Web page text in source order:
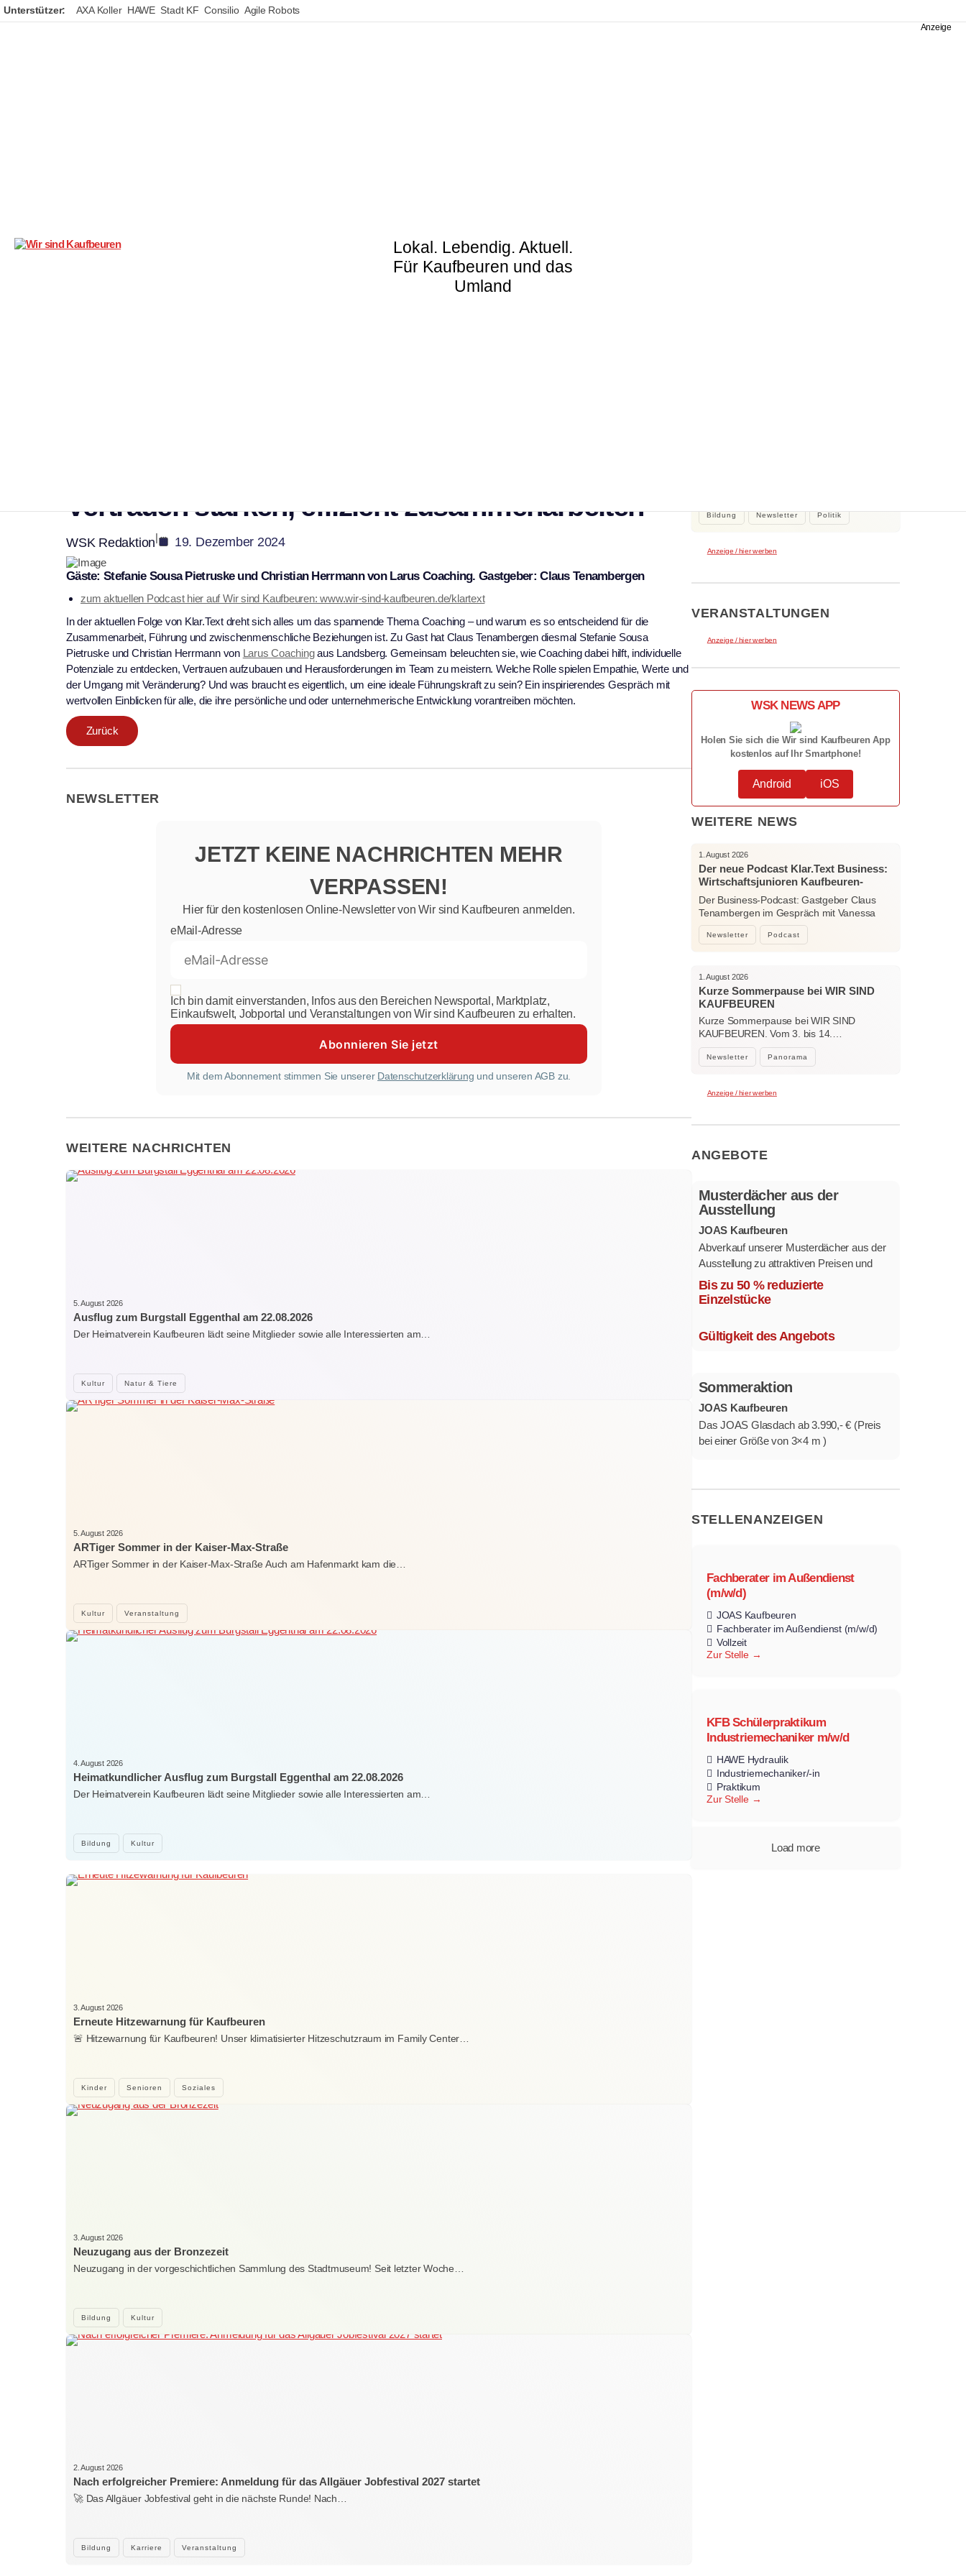
Unterstützer: AXA Koller HAWE Stadt KF Consilio Agile Robots
Lokal. Lebendig. Aktuell.
Für Kaufbeuren und das
Umland
Vertrauen stärken, effizient zusammenarbeiten
WSK Redaktion| 19. Dezember 2024
Gäste: Stefanie Sousa Pietruske und Christian Herrmann von Larus Coaching. Gastgeber: Claus Tenambergen
zum aktuellen Podcast hier auf Wir sind Kaufbeuren: www.wir-sind-kaufbeuren.de/klartext
In der aktuellen Folge von Klar.Text dreht sich alles um das spannende Thema Coaching – und warum es so entscheidend für die
Zusammenarbeit, Führung und zwischenmenschliche Beziehungen ist. Zu Gast hat Claus Tenambergen diesmal Stefanie Sousa
Pietruske und Christian Herrmann von Larus Coachingaus Landsberg. Gemeinsam beleuchten sie, wie Coaching dabei hilft, individuelle
Potenziale zu entdecken, Vertrauen aufzubauen und Herausforderungen im Team zu meistern. Welche Rolle spielen Empathie, Werte und
der Umgang mit Veränderung? Und was braucht es eigentlich, um eine ideale Führungskraft zu sein? Ein inspirierendes Gespräch mit
wertvollen Einblicken für alle, die ihre persönliche und oder unternehmerische Entwicklung vorantreiben möchten.
Zurück
NEWSLETTER
JETZT KEINE NACHRICHTEN MEHR
VERPASSEN!
Hier für den kostenlosen Online-Newsletter von Wir sind Kaufbeuren anmelden.
eMail-Adresse
Ich bin damit einverstanden, Infos aus den Bereichen Newsportal, Marktplatz,
Einkaufswelt, Jobportal und Veranstaltungen von Wir sind Kaufbeuren zu erhalten.
Mit dem Abonnement stimmen Sie unserer Datenschutzerklärung und unseren AGB zu.
WEITERE NACHRICHTEN
Kultur Natur & Tiere
5. August 2026
Ausflug zum Burgstall Eggenthal am 22.08.2026
Der Heimatverein Kaufbeuren lädt seine Mitglieder sowie alle Interessierten am…
Kultur Veranstaltung
5. August 2026
ARTiger Sommer in der Kaiser-Max-Straße
ARTiger Sommer in der Kaiser-Max-Straße Auch am Hafenmarkt kam die…
Bildung Kultur
4. August 2026
Heimatkundlicher Ausflug zum Burgstall Eggenthal am 22.08.2026
Der Heimatverein Kaufbeuren lädt seine Mitglieder sowie alle Interessierten am…
Kinder Senioren Soziales
3. August 2026
Erneute Hitzewarnung für Kaufbeuren
🚨 Hitzewarnung für Kaufbeuren! Unser klimatisierter Hitzeschutzraum im Family Center…
Bildung Kultur
3. August 2026
Neuzugang aus der Bronzezeit
Neuzugang in der vorgeschichtlichen Sammlung des Stadtmuseum! Seit letzter Woche…
Bildung Karriere Veranstaltung
2. August 2026
Nach erfolgreicher Premiere: Anmeldung für das Allgäuer Jobfestival 2027 startet
🚀 Das Allgäuer Jobfestival geht in die nächste Runde! Nach…
Bildung Newsletter Politik
Anzeige / hier werben
VERANSTALTUNGEN
Anzeige / hier werben
WSK NEWS APP
Holen Sie sich die Wir sind Kaufbeuren App
kostenlos auf Ihr Smartphone!
Android iOS
WEITERE NEWS
Newsletter Podcast
1. August 2026
Der neue Podcast Klar.Text Business:
Wirtschaftsjunioren Kaufbeuren-
Ostallgäu – Menschen, Ideen und
starke Verbindungen
Der Business-Podcast: Gastgeber Claus
Tenambergen im Gespräch mit Vanessa
Bockhorni…
Newsletter Panorama
1. August 2026
Kurze Sommerpause bei WIR SIND
KAUFBEUREN
Kurze Sommerpause bei WIR SIND
KAUFBEUREN. Vom 3. bis 14.…
Anzeige / hier werben
ANGEBOTE
Musterdächer aus der
Ausstellung
JOAS Kaufbeuren
Abverkauf unserer Musterdächer aus der
Ausstellung zu attraktiven Preisen und
sofort verfügbar.
Mehrere Modelle in verschiedenen
Bis zu 50 % reduzierte
Einzelstücke
Gültigkeit des Angebots
Sommeraktion
JOAS Kaufbeuren
Das JOAS Glasdach ab 3.990,- € (Preis
bei einer Größe von 3×4 m )
STELLENANZEIGEN
Fachberater im Außendienst
(m/w/d)
JOAS Kaufbeuren
Fachberater im Außendienst (m/w/d)
Vollzeit
Zur Stelle
KFB Schülerpraktikum
Industriemechaniker m/w/d
HAWE Hydraulik
Industriemechaniker/-in
Praktikum
Zur Stelle
Load more